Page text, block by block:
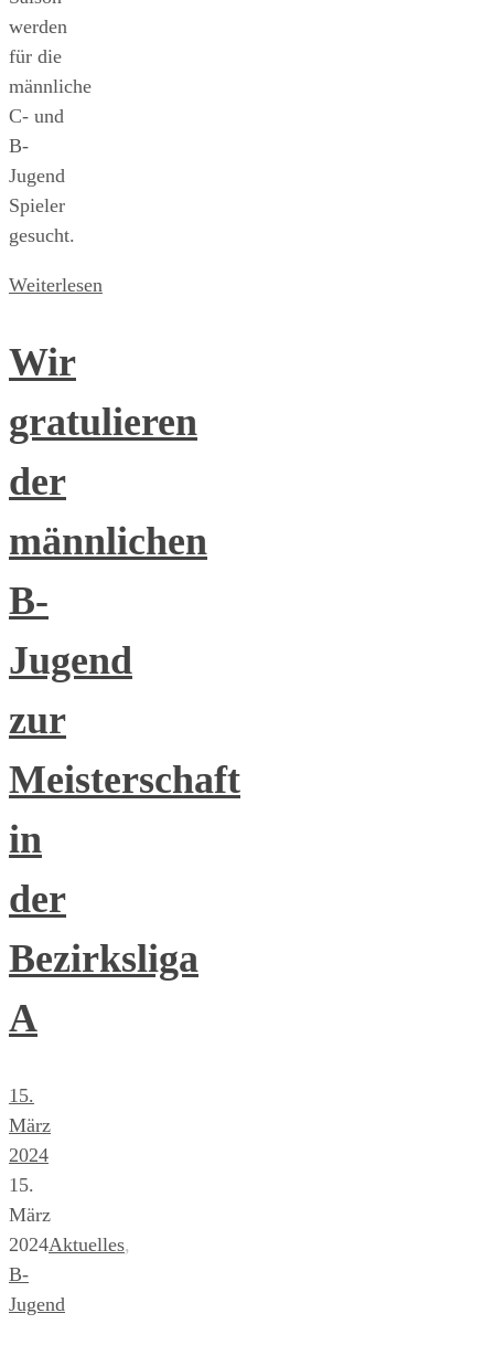
werden
für die
männliche
C- und
B-
Jugend
Spieler
gesucht.
Weiterlesen
Wir
gratulieren
der
männlichen
B-
Jugend
zur
Meisterschaft
in
der
Bezirksliga
A
15.
März
2024
15.
März
2024Aktuelles,
B-
Jugend